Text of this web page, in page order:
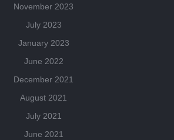
November 2023
July 2023
January 2023
June 2022
December 2021
August 2021
July 2021
June 2021